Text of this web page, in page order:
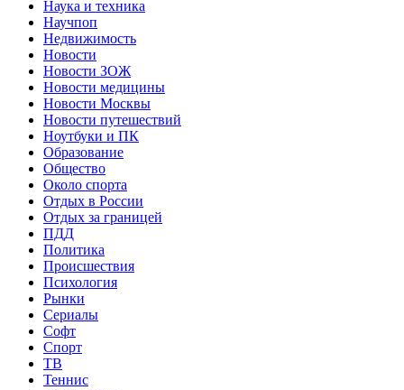
Наука и техника
Научпоп
Недвижимость
Новости
Новости ЗОЖ
Новости медицины
Новости Москвы
Новости путешествий
Ноутбуки и ПК
Образование
Общество
Около спорта
Отдых в России
Отдых за границей
ПДД
Политика
Происшествия
Психология
Рынки
Сериалы
Софт
Спорт
ТВ
Теннис